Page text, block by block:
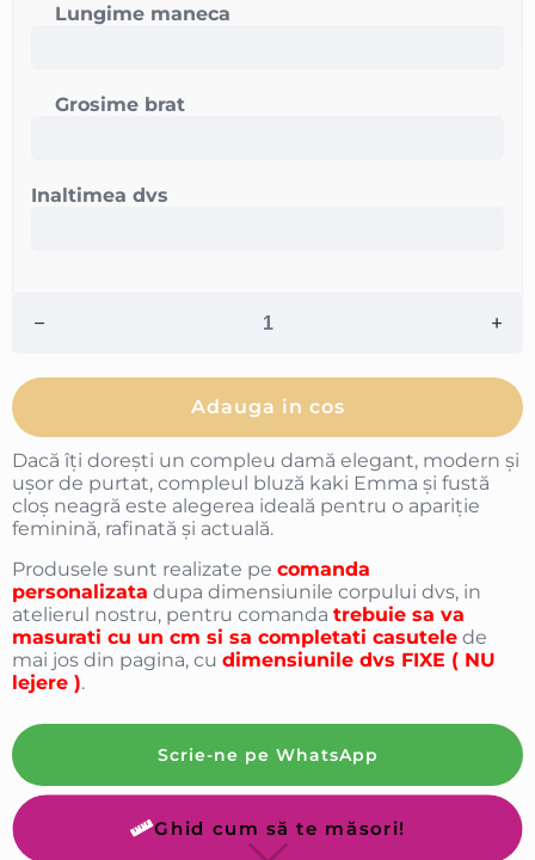
Lungime maneca
Grosime brat
Inaltimea dvs
Adauga in cos
Dacă îți dorești un compleu damă elegant, modern și
ușor de purtat, compleul bluză kaki Emma și fustă
cloș neagră este alegerea ideală pentru o apariție
feminină, rafinată și actuală.
Produsele sunt realizate pe comanda
personalizata dupa dimensiunile corpului dvs, in
atelierul nostru, pentru comanda trebuie sa va
masurati cu un cm si sa completati casutele de
mai jos din pagina, cu dimensiunile dvs FIXE ( NU
lejere ).
Scrie-ne pe WhatsApp
Ghid cum să te măsori!